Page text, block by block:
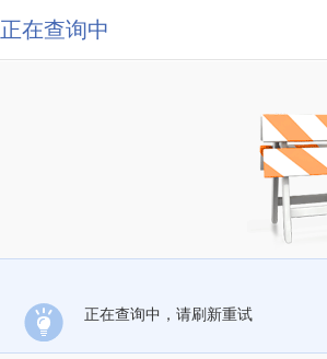
正在查询中
正在查询中，请刷新重试